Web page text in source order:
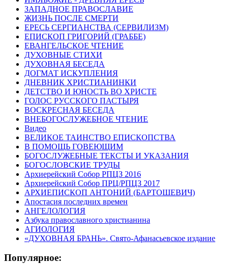
ЗАПАДНОЕ ПРАВОСЛАВИЕ
ЖИЗНЬ ПОСЛЕ СМЕРТИ
ЕРЕСЬ СЕРГИАНСТВА (СЕРВИЛИЗМ)
ЕПИСКОП ГРИГОРИЙ (ГРАББЕ)
ЕВАНГЕЛЬСКОЕ ЧТЕНИЕ
ДУХОВНЫЕ СТИХИ
ДУХОВНАЯ БЕСЕДА
ДОГМАТ ИСКУПЛЕНИЯ
ДНЕВНИК ХРИСТИАНИНКИ
ДЕТСТВО И ЮНОСТЬ ВО ХРИСТЕ
ГОЛОС РУССКОГО ПАСТЫРЯ
ВОСКРЕСНАЯ БЕСЕДА
ВНЕБОГОСЛУЖЕБНОЕ ЧТЕНИЕ
Видео
ВЕЛИКОЕ ТАИНСТВО ЕПИСКОПСТВА
В ПОМОЩЬ ГОВЕЮЩИМ
БОГОСЛУЖЕБНЫЕ ТЕКСТЫ И УКАЗАНИЯ
БОГОСЛОВСКИЕ ТРУДЫ
Архиерейский Собор РПЦЗ 2016
Архиерейский Собор ПРЦ/РПЦЗ 2017
АРХИЕПИСКОП АНТОНИЙ (БАРТОШЕВИЧ)
Апостасия последних времен
АНГЕЛОЛОГИЯ
Азбука православного христианина
АГИОЛОГИЯ
«ДУХОВНАЯ БРАНЬ». Свято-Афанасьевское издание
Популярное: